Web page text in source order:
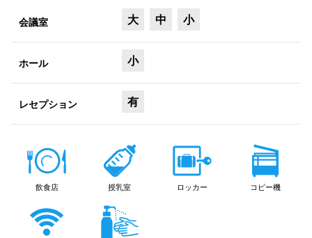
会議室 大 中 小
ホール 小
レセプション 有
飲食店 授乳室 ロッカー コピー機